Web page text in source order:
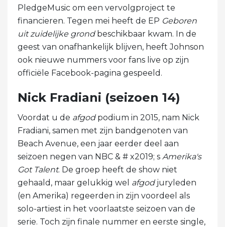
PledgeMusic om een ​​vervolgproject te
financieren. Tegen mei heeft de EP Geboren
uit zuidelijke grondbeschikbaar kwam. In de
geest van onafhankelijk blijven, heeft Johnson
ook nieuwe nummers voor fans live op zijn
officiële Facebook-pagina gespeeld.
Nick Fradiani (seizoen 14)
Voordat u de afgodpodium in 2015, nam Nick
Fradiani, samen met zijn bandgenoten van
Beach Avenue, een jaar eerder deel aan
seizoen negen van NBC & # x2019; s Amerika's
Got Talent. De groep heeft de show niet
gehaald, maar gelukkig wel afgodjuryleden
(en Amerika) regeerden in zijn voordeel als
solo-artiest in het voorlaatste seizoen van de
serie. Toch zijn finale nummer en eerste single,